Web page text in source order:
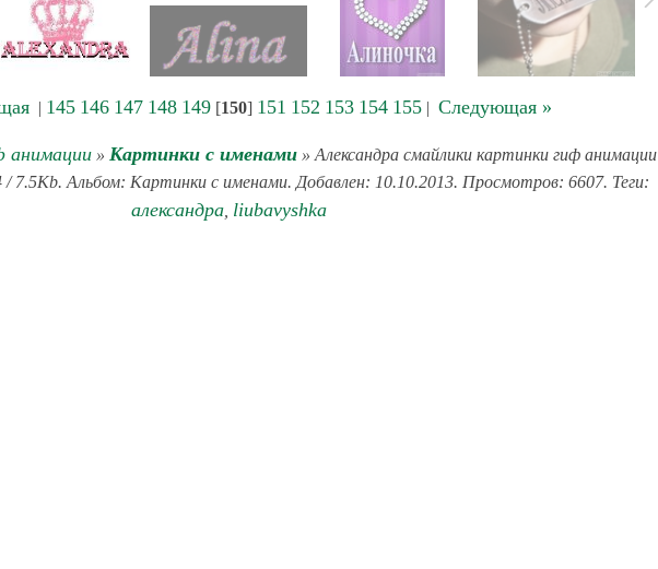
| 145 146 147 148 149[150] 151 152 153 154 155| Следующая »
анимации » Картинки с именами » Александра смайлики картинки гиф анимации
/ 7.5Kb. Альбом: Картинки с именами. Добавлен: 10.10.2013. Просмотров: 6607. Теги:
александра, liubavyshka